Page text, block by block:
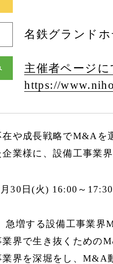
名鉄グランド
主催者ページ
https://
在や成長戦略でM&Aを
企業様に、設備工事業
30日(火) 16:00～
急増する設備工事業界
業界で生き抜くための
業界を深堀をし、M&A